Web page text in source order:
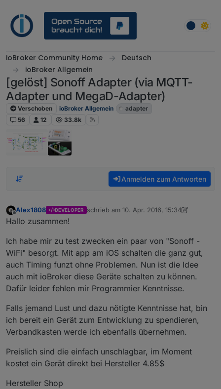
ioBroker Community Home
Deutsch
ioBroker Allgemein
[gelöst] Sonoff Adapter (via MQTT-
Adapter und MegaD-Adapter)
Verschoben ioBroker Allgemein
adapter
56
12 33.8k
Anmelden zum Antworten
Offline
Alex1808 DEVELOPER schrieb am 10. Apr. 2016, 15:34
zuletzt editiert von Dutchman 2. Okt. 2019,
Hallo zusammen!
Ich habe mir zu test zwecken ein paar von "Sonoff -
WiFi" besorgt. Mit app am iOS schalten die ganz gut,
auch Timing funzt ohne Problemen. Nun ist die Idee
auch mit ioBroker diese Geräte schalten zu können.
Dafür leider fehlen mir Programmier Kenntnisse.
Falls jemand Lust und dazu nötigte Kenntnisse hat, bin
ich bereit ein Gerät zum Entwicklung zu spendieren,
Verbandkasten werde ich ebenfalls übernehmen.
Preislich sind die einfach unschlagbar, im Moment
kostet ein Gerät direkt bei Hersteller 4.85$
Hersteller Shop